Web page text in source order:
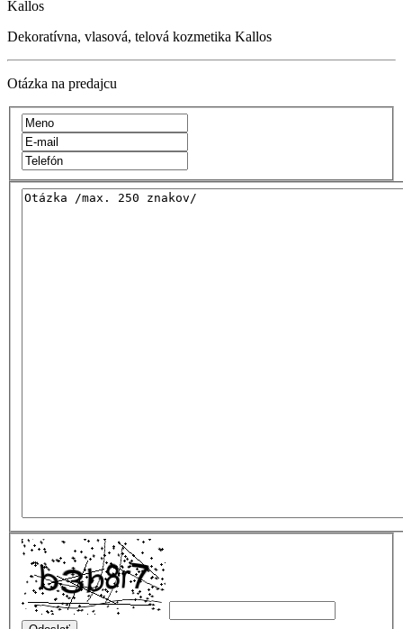
Kallos
Dekoratívna, vlasová, telová kozmetika Kallos
Otázka na predajcu